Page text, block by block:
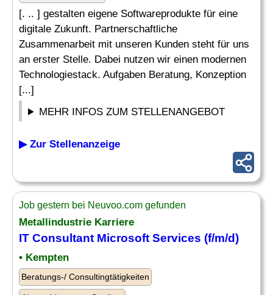
[. .. ] gestalten eigene Softwareprodukte für eine
digitale Zukunft. Partnerschaftliche
Zusammenarbeit mit unseren Kunden steht für uns
an erster Stelle. Dabei nutzen wir einen modernen
Technologiestack. Aufgaben Beratung, Konzeption
[...]
MEHR INFOS ZUM STELLENANGEBOT
▶ Zur Stellenanzeige
Job gestern bei Neuvoo.com gefunden
Metallindustrie Karriere
IT Consultant Microsoft Services (f/m/d)
• Kempten
Beratungs-/ Consultingtätigkeiten